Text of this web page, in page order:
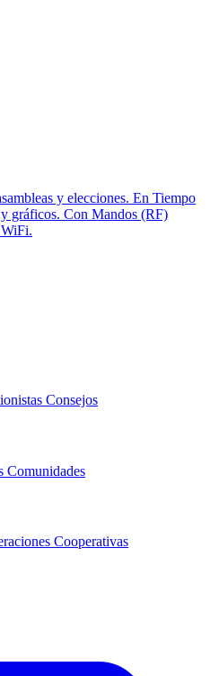
y elecciones. En Tiempo
gráficos. Con Mandos (RF)
Consejos
Comunidades
Cooperativas